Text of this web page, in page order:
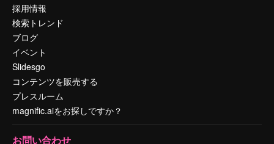
採用情報
検索トレンド
ブログ
イベント
Slidesgo
コンテンツを販売する
プレスルーム
magnific.aiをお探しですか？
お問い合わせ